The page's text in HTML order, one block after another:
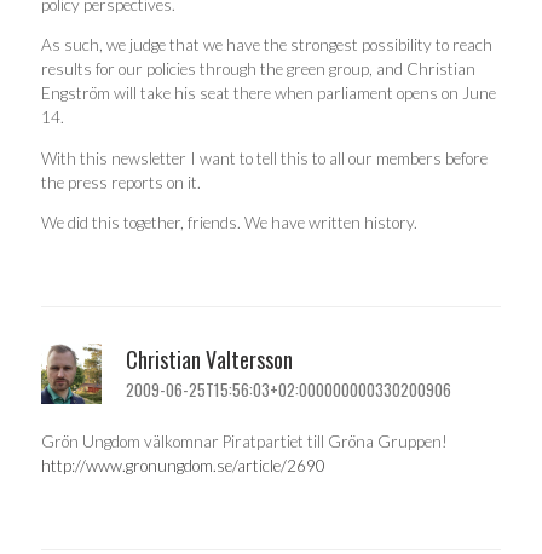
policy perspectives.
As such, we judge that we have the strongest possibility to reach
results for our policies through the green group, and Christian
Engström will take his seat there when parliament opens on June
14.
With this newsletter I want to tell this to all our members before
the press reports on it.
We did this together, friends. We have written history.
Christian Valtersson
2009-06-25T15:56:03+02:000000000330200906
Grön Ungdom välkomnar Piratpartiet till Gröna Gruppen!
http://www.gronungdom.se/article/2690